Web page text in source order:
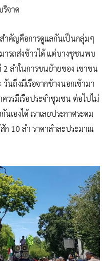
จาค
ำคัญคือการดูแลกันเป็นกลุ่มๆ
ารถส่งข้าวได้ แต่บางชุชนพบ
2 ลำในการขนย้ายของ เขาขน
นถึงมีเรือจากข้างนอกเข้ามา
วรมีเรือประจำชุมชน ต่อไปไม่
เองได้ เราเลยประกาศระดม
ก 10 ลำ ราคาลำละประมาณ